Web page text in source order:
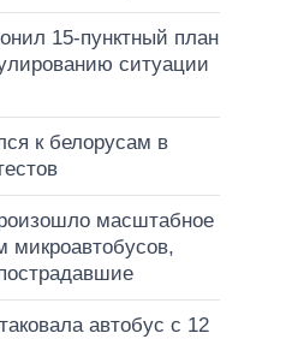
15-пунктный план
ситуации
к белорусам в
масштабное
микроавтобусов,
автобус с 12